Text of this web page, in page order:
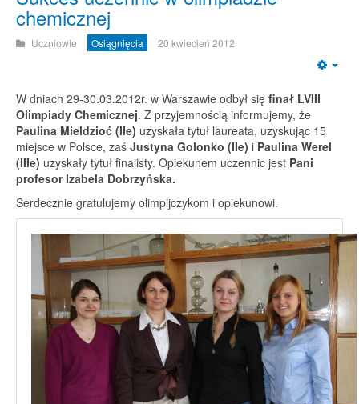
chemicznej
Uczniowie Osiągnięcia 20 kwiecień 2012
W dniach 29-30.03.2012r. w Warszawie odbył się finał LVIII
Olimpiady Chemicznej. Z przyjemnością informujemy, że
Paulina Mieldzioć (IIe) uzyskała tytuł laureata, uzyskując 15
miejsce w Polsce, zaś Justyna Golonko (IIe) i Paulina Werel
(IIIe) uzyskały tytuł finalisty. Opiekunem uczennic jest Pani
profesor Izabela Dobrzyńska.
Serdecznie gratulujemy olimpijczykom i opiekunowi.